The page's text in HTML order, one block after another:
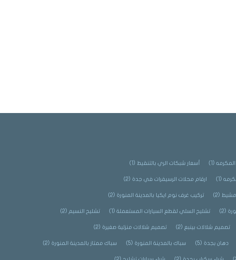
(1) أسعار شبكات الري بالتنقيط (1)
(1) ارقام محلات الرسيفرات في جدة (2)
(2) تركيب غرف نوم ايكيا بالمدينة المنورة (2)
(2) تشليح السلي لقطع السيارات المستعملة (1) تشليح النسيم (2)
تصميم شلالات بينبع (2) تصميم شلالات منزلية صغيرة (2)
دهان بجدة (5) سباك بالمدينة المنورة (5) سباك ممتاز بالمدينة المنورة (2)